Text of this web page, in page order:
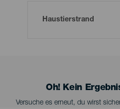
Oh! Kein
Versuche es erneut, du wirst